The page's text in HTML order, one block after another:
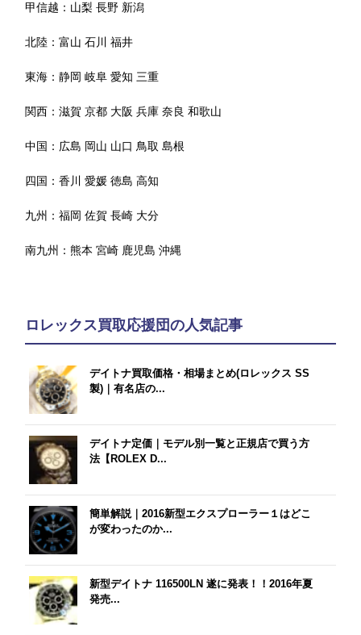
甲信越： 山梨 長野 新潟
北陸：富山 石川 福井
東海：静岡 岐阜 愛知 三重
関西：滋賀 京都 大阪 兵庫 奈良 和歌山
中国： 広島 岡山 山口 鳥取 島根
四国：香川 愛媛 徳島 高知
九州：福岡 佐賀 長崎 大分
南九州：熊本 宮崎 鹿児島 沖縄
ロレックス買取応援団の人気記事
デイトナ買取価格・相場まとめ(ロレックス SS
製)｜有名店の...
デイトナ定価｜モデル別一覧と正規店で買う方
法【ROLEX D...
簡単解説｜2016新型エクスプローラー１はどこ
が変わったのか...
新型デイトナ 116500LN 遂に発表！！2016年夏
発売...